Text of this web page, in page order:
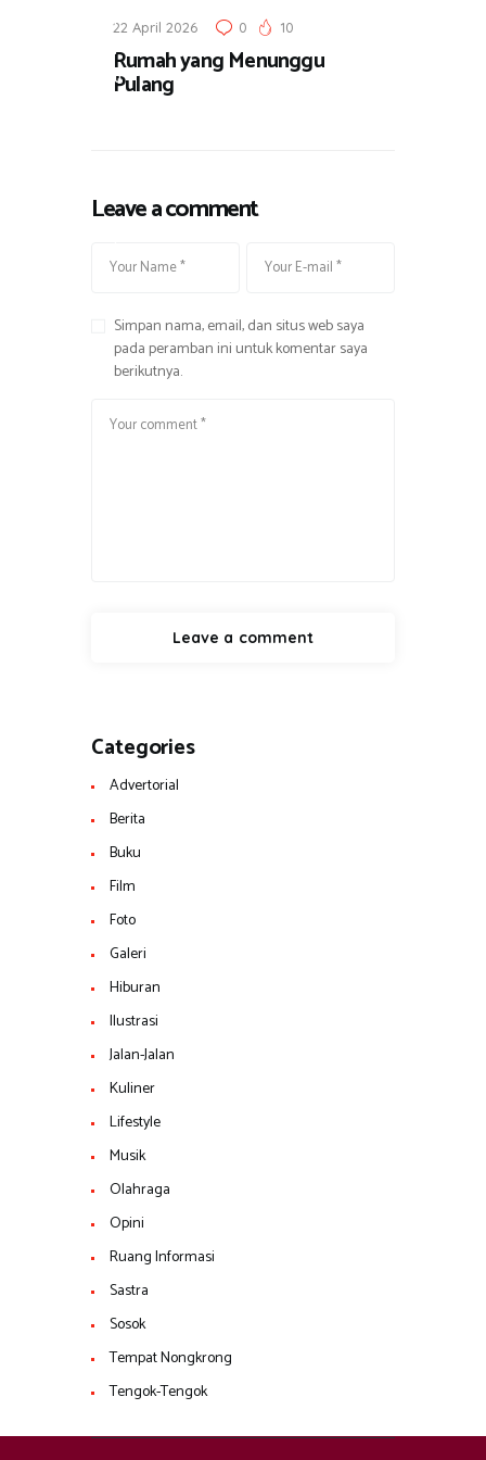
a
I
l
u
s
22 April 2026 0 10
Rumah yang Menunggu
Pulang
Leave a comment
Simpan nama, email, dan situs web saya
pada peramban ini untuk komentar saya
berikutnya.
Categories
Advertorial
Berita
Buku
Film
Foto
Galeri
Hiburan
Ilustrasi
Jalan-Jalan
Kuliner
Lifestyle
Musik
Olahraga
Opini
Ruang Informasi
Sastra
Sosok
Tempat Nongkrong
Tengok-Tengok